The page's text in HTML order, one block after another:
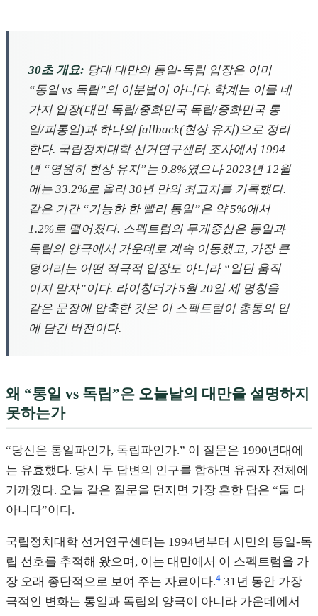
30초 개요: 당대 대만의 통일-독립 입장은 이미
“통일 vs 독립”의 이분법이 아니다. 학계는 이를 네
가지 입장(대만 독립/중화민국 독립/중화민국 통
일/피통일)과 하나의 fallback(현상 유지)으로 정리
한다. 국립정치대학 선거연구센터 조사에서 1994
년 “영원히 현상 유지”는 9.8%였으나 2023년 12월
에는 33.2%로 올라 30년 만의 최고치를 기록했다.
같은 기간 “가능한 한 빨리 통일”은 약 5%에서
1.2%로 떨어졌다. 스펙트럼의 무게중심은 통일과
독립의 양극에서 가운데로 계속 이동했고, 가장 큰
덩어리는 어떤 적극적 입장도 아니라 “일단 움직
이지 말자”이다. 라이칭더가 5월 20일 세 명칭을
같은 문장에 압축한 것은 이 스펙트럼이 총통의 입
에 담긴 버전이다.
왜 “통일 vs 독립”은 오늘날의 대만을 설명하지
못하는가
“당신은 통일파인가, 독립파인가.” 이 질문은 1990년대에
는 유효했다. 당시 두 답변의 인구를 합하면 유권자 전체에
가까웠다. 오늘 같은 질문을 던지면 가장 흔한 답은 “둘 다
아니다”이다.
국립정치대학 선거연구센터는 1994년부터 시민의 통일-독
립 선호를 추적해 왔으며, 이는 대만에서 이 스펙트럼을 가
장 오래 종단적으로 보여 주는 자료이다.4 31년 동안 가장
극적인 변화는 통일과 독립의 양극이 아니라 가운데에서